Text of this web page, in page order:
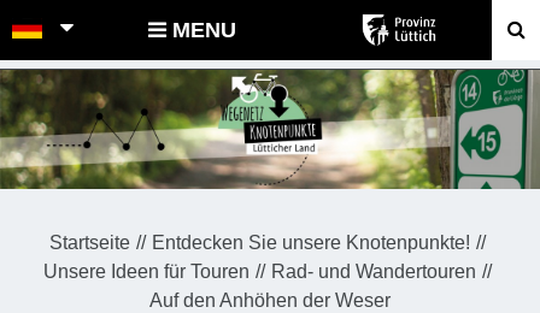
POINTS-NOEUDS MENU
Startseite
Entdecken Sie unsere Knotenpunkte!
Unsere Ideen für Touren
Rad- und Wandertouren
Auf den Anhöhen der Weser